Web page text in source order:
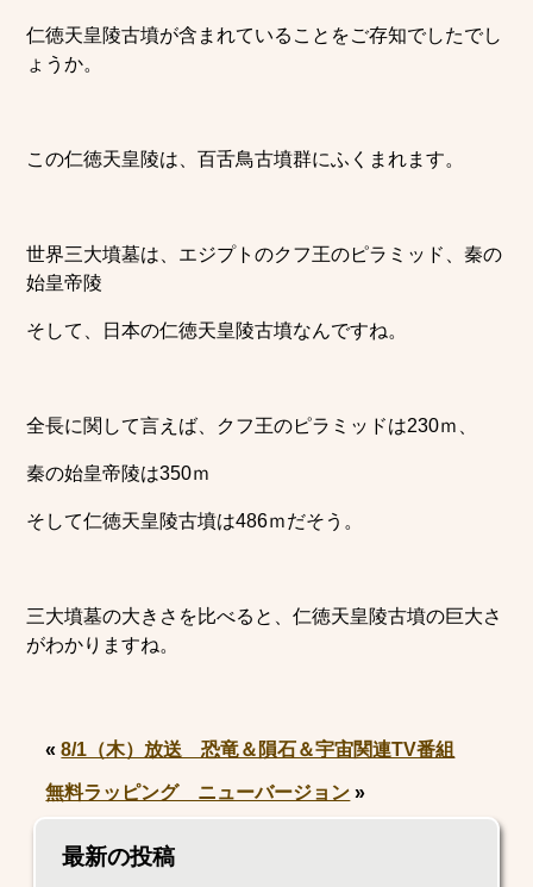
仁徳天皇陵古墳が含まれていることをご存知でしたでし
ょうか。
この仁徳天皇陵は、百舌鳥古墳群にふくまれます。
世界三大墳墓は、エジプトのクフ王のピラミッド、秦の
始皇帝陵
そして、日本の仁徳天皇陵古墳なんですね。
全長に関して言えば、クフ王のピラミッドは230ｍ、
秦の始皇帝陵は350ｍ
そして仁徳天皇陵古墳は486ｍだそう。
三大墳墓の大きさを比べると、仁徳天皇陵古墳の巨大さ
がわかりますね。
«8/1（木）放送 恐竜＆隕石＆宇宙関連TV番組
無料ラッピング ニューバージョン »
最新の投稿